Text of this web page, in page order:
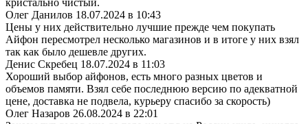
Олег Данилов 18.07.2024 в 10:43
Цены у них действительно лучшие прежде чем покупать
Айфон пересмотрел несколько магазинов и в итоге у них взял
так как было дешевле других.
Денис Скребец 18.07.2024 в 11:03
Хороший выбор айфонов, есть много разных цветов и
объемов памяти. Взял себе последнюю версию по адекватной
цене, доставка не подвела, курьеру спасибо за скорость)
Олег Назаров 26.08.2024 в 22:01